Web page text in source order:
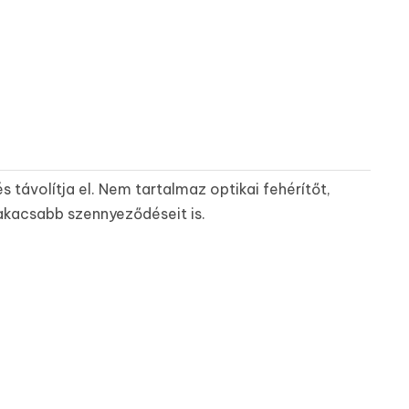
távolítja el. Nem tartalmaz optikai fehérítőt,
szennyeződéseit is.